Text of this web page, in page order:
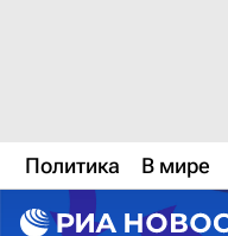
Политика В мире